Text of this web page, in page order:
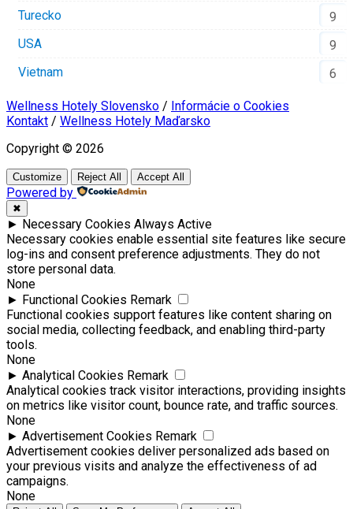
Turecko
9
USA
9
Vietnam
6
Wellness Hotely Slovensko / Informácie o Cookies
Kontakt / Wellness Hotely Maďarsko
Copyright © 2026
Customize Reject All Accept All
Powered by
✖
► Necessary Cookies Always Active
Necessary cookies enable essential site features like secure
log-ins and consent preference adjustments. They do not
store personal data.
None
► Functional Cookies Remark
Functional cookies support features like content sharing on
social media, collecting feedback, and enabling third-party
tools.
None
► Analytical Cookies Remark
Analytical cookies track visitor interactions, providing insights
on metrics like visitor count, bounce rate, and traffic sources.
None
► Advertisement Cookies Remark
Advertisement cookies deliver personalized ads based on
your previous visits and analyze the effectiveness of ad
campaigns.
None